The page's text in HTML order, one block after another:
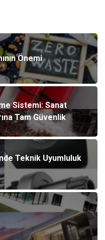
Önemi
Sistemi: Sanat
Tam Güvenlik
Teknik Uyumluluk